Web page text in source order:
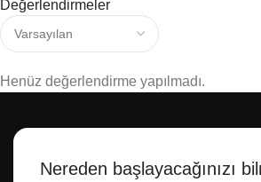
Değerlendirmeler
Henüz değerlendirme yapılmadı.
Nereden başlayacağınızı